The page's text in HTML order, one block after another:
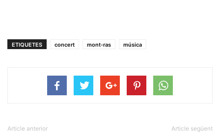
ETIQUETES concert mont-ras música
Article anterior Article següent